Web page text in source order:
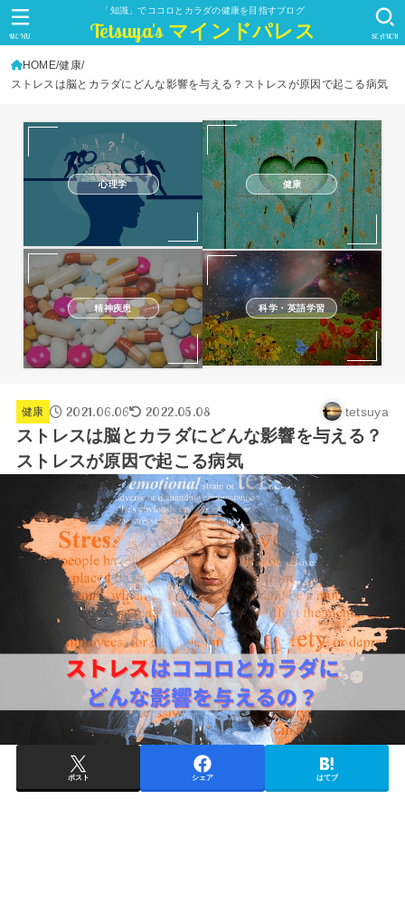
「知識」でココロとカラダの健康を目指すブログ
Tetsuya's マインドパレス SEARCH
MENU
HOME 健康
ストレスは脳とカラダにどんな影響を与える？ストレスが原因で起こる病気
心理学 健康
精神疾患 科学・英語学習
健康 2021.06.06 2022.05.08 tetsuya
ストレスは脳とカラダにどんな影響を与える？
ストレスが原因で起こる病気
ポスト シェア はてブ